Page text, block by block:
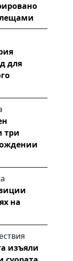
для
три
на
изъяли